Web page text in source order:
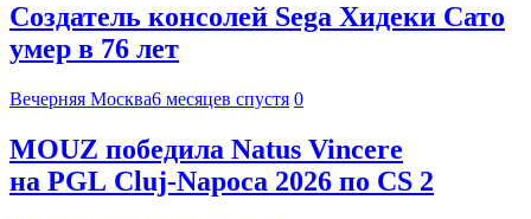
Создатель консолей Sega Хидеки Сато
умер в 76 лет
Вечерняя Москва6 месяцев спустя 0
MOUZ победила Natus Vincere
на PGL Cluj-Napoca 2026 по CS 2